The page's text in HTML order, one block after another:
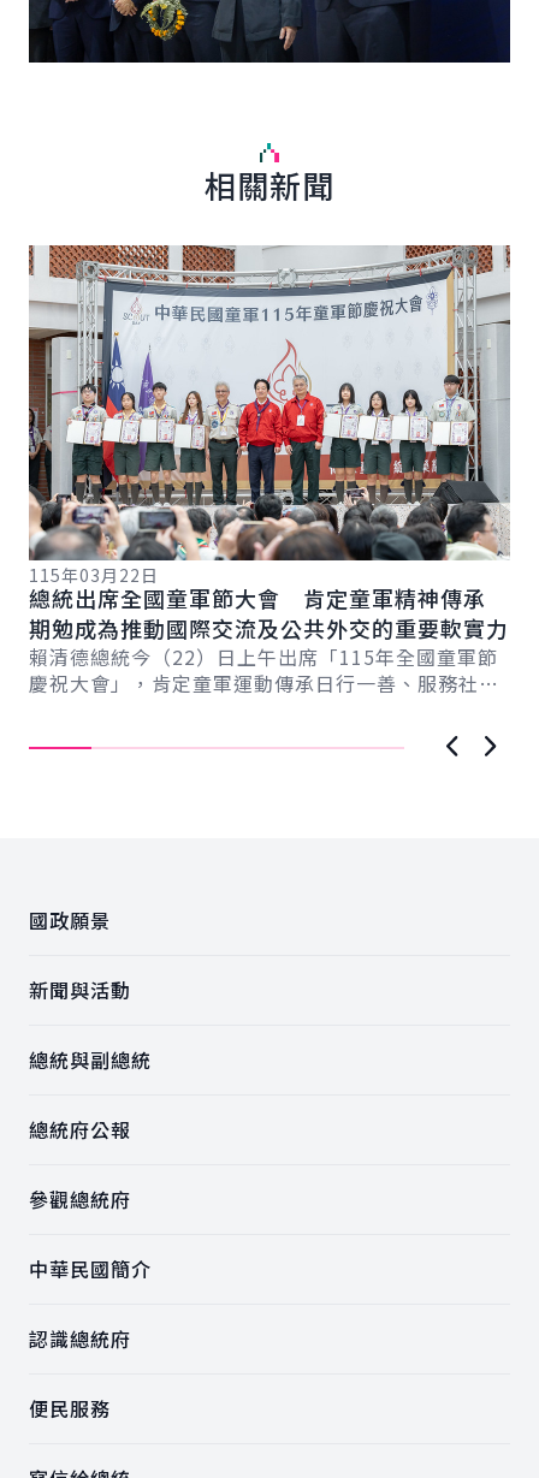
相關新聞
詳細內容
115年03月22日
總統出席全國童軍節大會 肯定童軍精神傳承
期勉成為推動國際交流及公共外交的重要軟實力
賴清德總統今（22）日上午出席「115年全國童軍節
慶祝大會」，肯定童軍運動傳承日行一善、服務社會
詳
國政願景
新聞與活動
總統與副總統
總統府公報
參觀總統府
中華民國簡介
認識總統府
便民服務